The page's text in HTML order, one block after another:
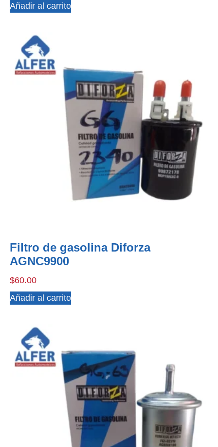
Añadir al carrito
Filtro de gasolina Diforza
AGNC9900
$60.00
Añadir al carrito